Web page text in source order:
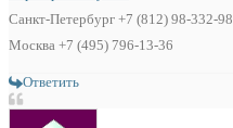
Санкт-Петербург +7 (812) 98-332-98
Москва +7 (495) 796-13-36
Ответить